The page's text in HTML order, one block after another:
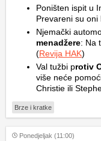
Poništen ispit u
Prevareni su
Njemački
menadžere: Na
(Revija HAK)
Val tužbi protiv
više neće
Christie ili
Brze i kratke
Ponedjeljak (11:00)